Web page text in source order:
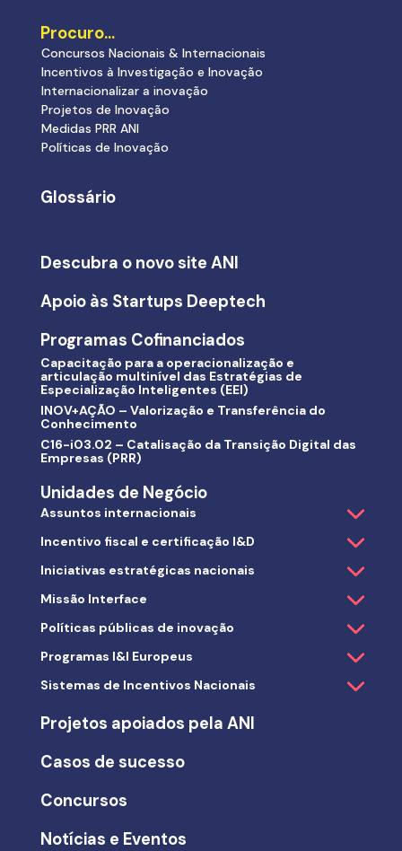
Procuro…
Concursos Nacionais & Internacionais
Incentivos à Investigação e Inovação
Internacionalizar a inovação
Projetos de Inovação
Medidas PRR ANI
Políticas de Inovação
Glossário
Descubra o novo site ANI
Apoio às Startups Deeptech
Programas Cofinanciados
Capacitação para a operacionalização e
articulação multinível das Estratégias de
Especialização Inteligentes (EEI)
INOV+AÇÃO – Valorização e Transferência do
Conhecimento
C16-i03.02 – Catalisação da Transição Digital das
Empresas (PRR)
Unidades de Negócio
Assuntos internacionais
Incentivo fiscal e certificação I&D
Iniciativas estratégicas nacionais
Missão Interface
Políticas públicas de inovação
Programas I&I Europeus
Sistemas de Incentivos Nacionais
Projetos apoiados pela ANI
Casos de sucesso
Concursos
Notícias e Eventos